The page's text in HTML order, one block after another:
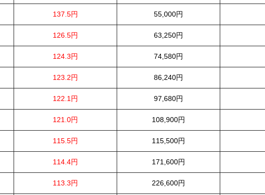
137.5円 55,000円
126.5円 63,250円
124.3円 74,580円
123.2円 86,240円
122.1円 97,680円
121.0円 108,900円
115.5円 115,500円
114.4円 171,600円
113.3円 226,600円